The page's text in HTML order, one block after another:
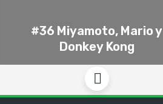
#36 Miyamoto, Mario y
Donkey Kong